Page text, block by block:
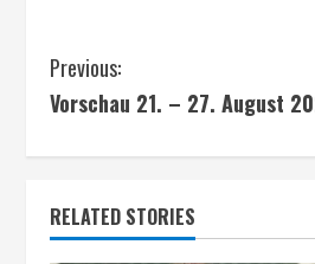
C
o
n
t
Previous:
Vorschau 21. – 27. August
RELATED STORIES